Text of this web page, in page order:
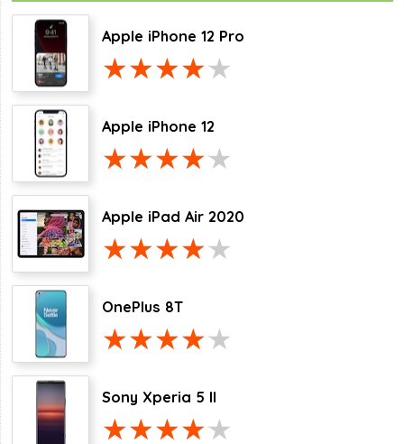
Apple iPhone 12 Pro
Apple iPhone 12
Apple iPad Air 2020
OnePlus 8T
Sony Xperia 5 II